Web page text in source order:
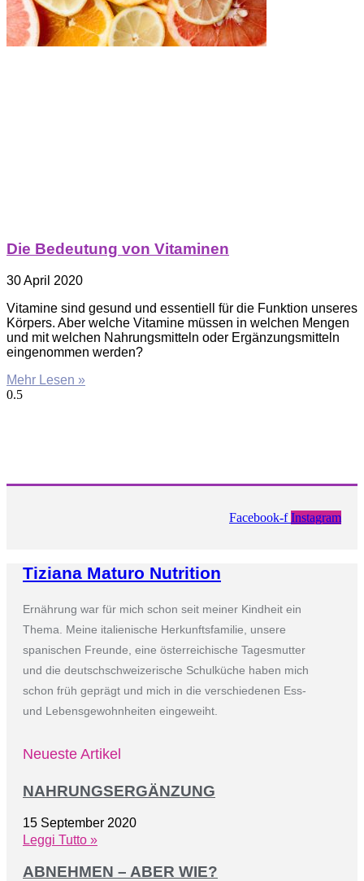
Die Bedeutung von Vitaminen
30 April 2020
Vitamine sind gesund und essentiell für die Funktion unseres
Körpers. Aber welche Vitamine müssen in welchen Mengen
und mit welchen Nahrungsmitteln oder Ergänzungsmitteln
eingenommen werden?
Mehr Lesen »
Facebook-f Instagram
Tiziana Maturo Nutrition
Ernährung war für mich schon seit meiner Kindheit ein
Thema. Meine italienische Herkunftsfamilie, unsere
spanischen Freunde, eine österreichische Tagesmutter
und die deutschschweizerische Schulküche haben mich
schon früh geprägt und mich in die verschiedenen Ess-
und Lebensgewohnheiten eingeweiht.
Neueste Artikel
NAHRUNGSERGÄNZUNG
15 September 2020
Leggi Tutto »
ABNEHMEN – ABER WIE?